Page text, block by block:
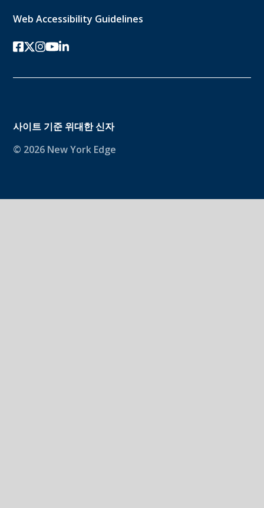
Web Accessibility Guidelines
페이스북
트위터-x
인스 타 그램
유튜브링크드인
사이트 기준 위대한 신자
© 2026 New York Edge